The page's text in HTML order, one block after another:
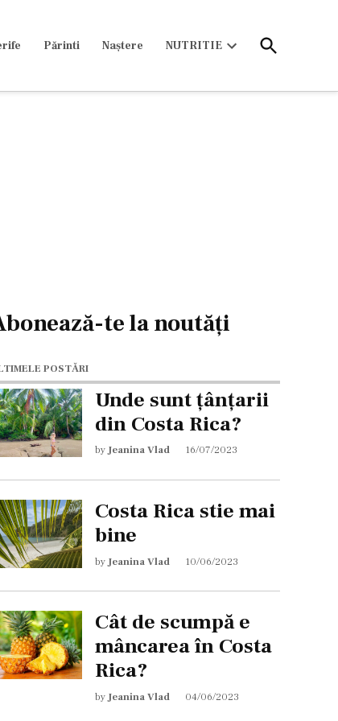
Părinti Naștere NUTRITIE
Open
Search
te la noutăți
POSTĂRI
Unde sunt țânțarii
din Costa Rica?
byJeanina Vlad 16/07/2023
Costa Rica stie mai
bine
by Jeanina Vlad 10/06/2023
Cât de scumpă e
mâncarea în Costa
Rica?
by Jeanina Vlad 04/06/2023